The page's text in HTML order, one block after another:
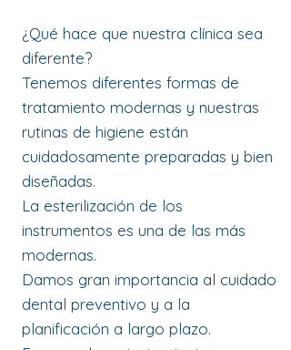
¿Qué hace que nuestra clínica sea
diferente?
Tenemos diferentes formas de
tratamiento modernas y nuestras
rutinas de higiene están
cuidadosamente preparadas y bien
diseñadas.
La esterilización de los
instrumentos es una de las más
modernas.
Damos gran importancia al cuidado
dental preventivo y a la
planificación a largo plazo.